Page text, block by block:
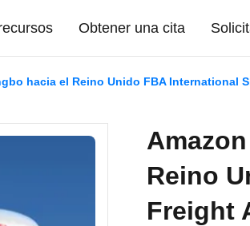
Obtener una cita
hacia el Reino Unido FBA International
Reino
Freight